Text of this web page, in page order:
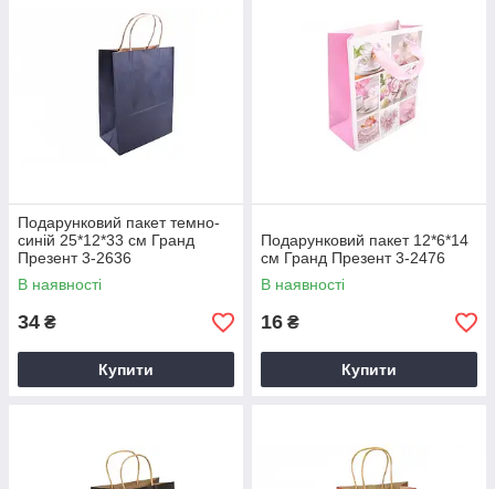
Подарунковий пакет темно-
синій 25*12*33 см Гранд
Презент 3-2636
В наявності
34 ₴
Купити
Подарунковий пакет 12*6*14
см Гранд Презент 3-2476
В наявності
16 ₴
Купити